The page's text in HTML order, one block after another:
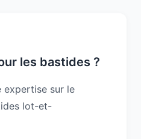
les bastides ?
expertise sur le
lot-et-